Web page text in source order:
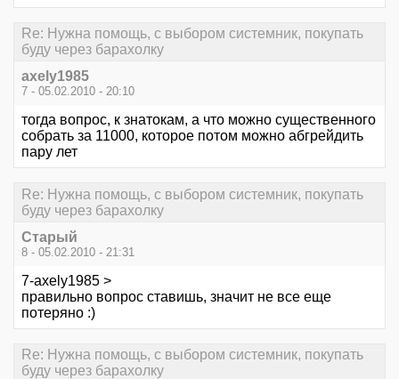
Re: Нужна помощь, с выбором системник, покупать
буду через барахолку
axely1985
7 - 05.02.2010 - 20:10
тогда вопрос, к знатокам, а что можно существенного
собрать за 11000, которое потом можно абгрейдить
пару лет
Re: Нужна помощь, с выбором системник, покупать
буду через барахолку
Старый
8 - 05.02.2010 - 21:31
7-axely1985 >
правильно вопрос ставишь, значит не все еще
потеряно :)
Re: Нужна помощь, с выбором системник, покупать
буду через барахолку